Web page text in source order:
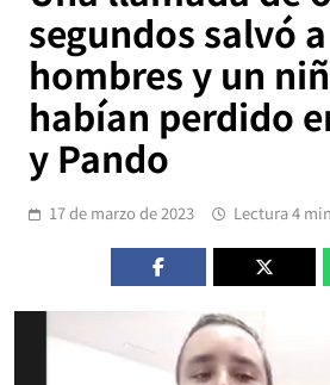
segundos salvó
hombres y un
habían perdido
y Pando
17 de marzo de 2023 Lectura 4